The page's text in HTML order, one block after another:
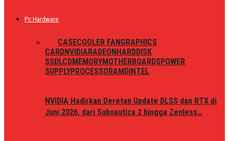
Pc Hardware
CASECOOLER FAN GRAPHICS
CARDNVIDIARADEON HARDDISK
SSDLCDMEMORYMOTHERBOARDSPOWER
SUPPLYPROCESSORAMD INTEL
NVIDIA Hadirkan Deretan Update DLSS dan RTX di
Juni 2026, dari Subnautica 2 hingga Zenless…